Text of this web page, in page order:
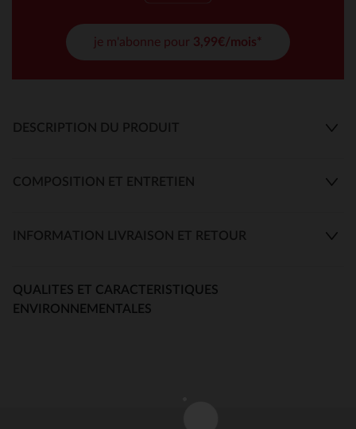
je m'abonne pour 3,99€/mois*
DESCRIPTION DU PRODUIT
COMPOSITION ET ENTRETIEN
INFORMATION LIVRAISON ET RETOUR
QUALITES ET CARACTERISTIQUES
ENVIRONNEMENTALES